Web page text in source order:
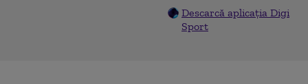
Descarcă aplicația Digi
Sport